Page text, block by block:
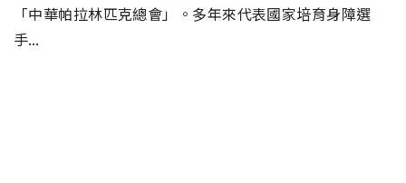
「中華帕拉林匹克總會」。多年來代表國家培育身障選
手...